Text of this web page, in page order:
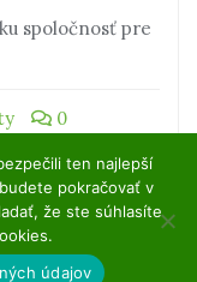
spoločnosť pre
0
ten najlepší
pokračovať v
že ste súhlasíte
údajov